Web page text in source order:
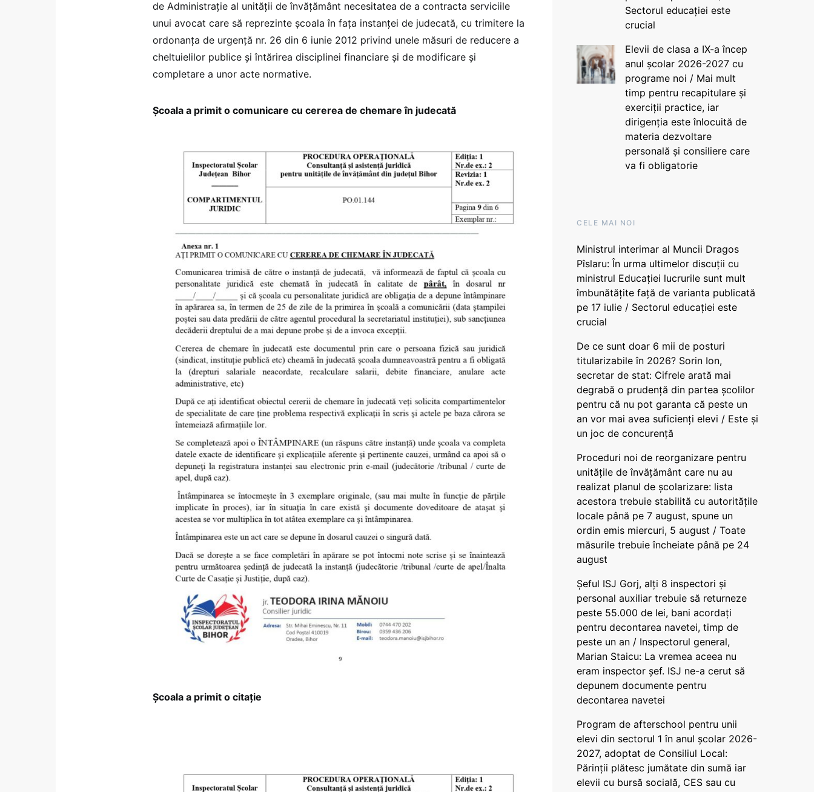
de Administrație al unității de învățământ necesitatea de a contracta serviciile
unui avocat care să reprezinte școala în fața instanței de judecată, cu trimitere la
ordonanța de urgență nr. 26 din 6 iunie 2012 privind unele măsuri de reducere a
cheltuielilor publice și întărirea disciplinei financiare și de modificare și
completare a unor acte normative.
Școala a primit o comunicare cu cererea de chemare în judecată
Școala a primit o citație
Sectorul educației este
crucial
Elevii de clasa a IX-a încep
anul școlar 2026-2027 cu
programe noi / Mai mult
timp pentru recapitulare și
exerciții practice, iar
dirigenția este înlocuită de
materia dezvoltare
personală și consiliere care
va fi obligatorie
CELE MAI NOI
Ministrul interimar al Muncii Dragos
Pîslaru: În urma ultimelor discuții cu
ministrul Educației lucrurile sunt mult
îmbunătățite față de varianta publicată
pe 17 iulie / Sectorul educației este
crucial
De ce sunt doar 6 mii de posturi
titularizabile în 2026? Sorin Ion,
secretar de stat: Cifrele arată mai
degrabă o prudență din partea școlilor
pentru că nu pot garanta că peste un
an vor mai avea suficienți elevi / Este și
un joc de concurență
Proceduri noi de reorganizare pentru
unitățile de învățământ care nu au
realizat planul de școlarizare: lista
acestora trebuie stabilită cu autoritățile
locale până pe 7 august, spune un
ordin emis miercuri, 5 august / Toate
măsurile trebuie încheiate până pe 24
august
Șeful ISJ Gorj, alți 8 inspectori și
personal auxiliar trebuie să returneze
peste 55.000 de lei, bani acordați
pentru decontarea navetei, timp de
peste un an / Inspectorul general,
Marian Staicu: La vremea aceea nu
eram inspector șef. ISJ ne-a cerut să
depunem documente pentru
decontarea navetei
Program de afterschool pentru unii
elevi din sectorul 1 în anul școlar 2026-
2027, adoptat de Consiliul Local:
Părinții plătesc jumătate din sumă iar
elevii cu bursă socială, CES sau cu